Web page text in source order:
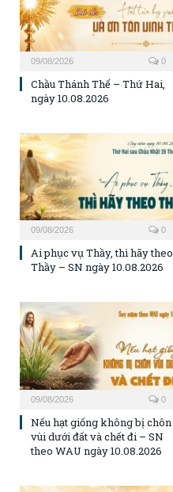
09/08/2026 0
Chầu Thánh Thể – Thứ Hai,
ngày 10.08.2026
09/08/2026 0
Ai phục vụ Thầy, thì hãy theo
Thầy – SN ngày 10.08.2026
09/08/2026 0
Nếu hạt giống không bị chôn
vùi dưới đất và chết đi – SN
theo WAU ngày 10.08.2026